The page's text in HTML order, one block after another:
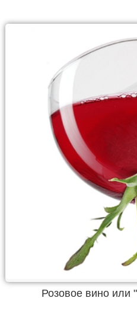
Розовое вино или